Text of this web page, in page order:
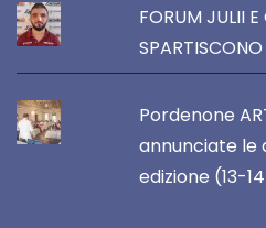
FORUM JULII
Pordenone
annunciate le
edizione (13-